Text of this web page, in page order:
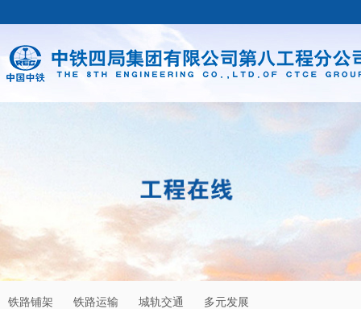
铁路铺架 铁路运输 城轨交通 多元发展